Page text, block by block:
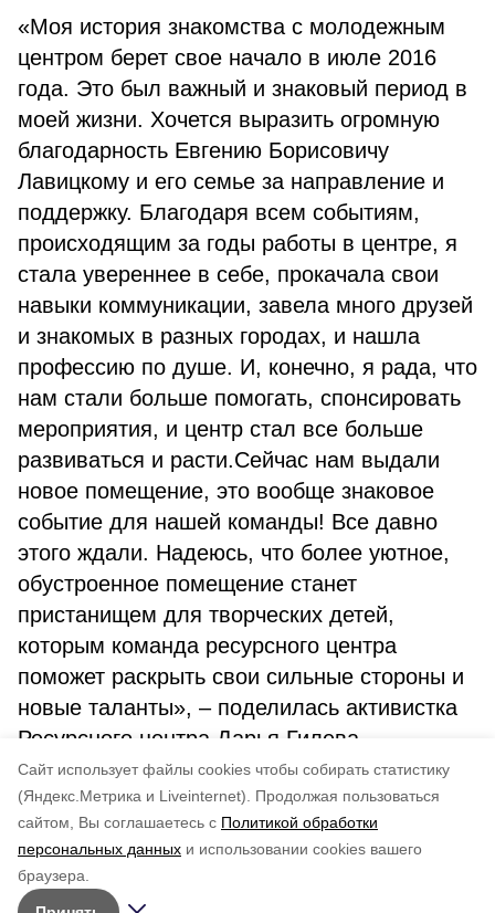
Cайт использует файлы cookies чтобы собирать статистику
(Яндекс.Метрика и Liveinternet).
Продолжая пользоваться
сайтом, Вы соглашаетесь с Политикой обработки
персональных данных и использовании cookies вашего
браузера.
«Моя история знакомства с молодежным
центром берет свое начало в июле 2016
года. Это был важный и знаковый период в
моей жизни. Хочется выразить огромную
благодарность Евгению Борисовичу
Лавицкому и его семье за направление и
поддержку. Благодаря всем событиям,
происходящим за годы работы в центре, я
стала увереннее в себе, прокачала свои
навыки коммуникации, завела много друзей
и знакомых в разных городах, и нашла
профессию по душе. И, конечно, я рада, что
нам стали больше помогать, спонсировать
мероприятия, и центр стал все больше
развиваться и расти.Сейчас нам выдали
новое помещение, это вообще знаковое
событие для нашей команды! Все давно
этого ждали. Надеюсь, что более уютное,
обустроенное помещение станет
пристанищем для творческих детей,
которым команда ресурсного центра
поможет раскрыть свои сильные стороны и
новые таланты», – поделилась активистка
Ресурсного центра Дарья Гилева.
Авторы: Инна Волгина
по оценке
5